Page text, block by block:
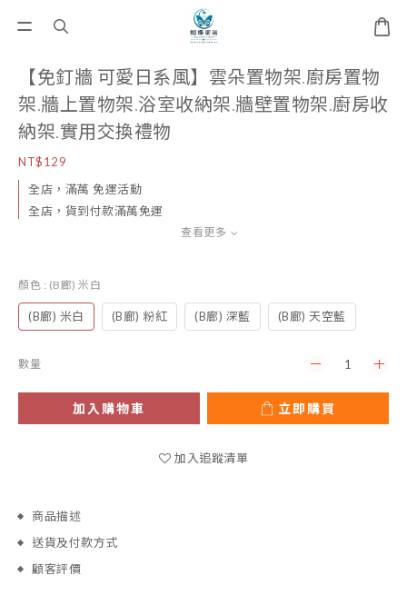
【免釘牆 可愛日系風】雲朵置物架.廚房置物
架.牆上置物架.浴室收納架.牆壁置物架.廚房收
納架.實用交換禮物
NT$129
全店，滿萬 免運活動
全店，貨到付款滿萬免運
查看更多
顏色 : (B廊) 米白
(B廊) 米白 (B廊) 粉紅 (B廊) 深藍 (B廊) 天空藍
數量
加入購物車 立即購買
加入追蹤清單
商品描述
送貨及付款方式
顧客評價